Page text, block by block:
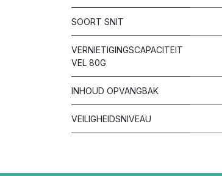
SOORT SNIT
VERNIETIGINGSCAPACITEIT
VEL 80G
INHOUD OPVANGBAK
VEILIGHEIDSNIVEAU